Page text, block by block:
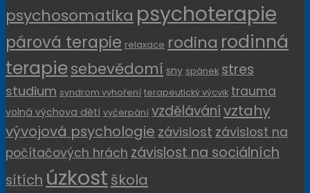
psychosomatika psychoterapie
párová terapie relaxace rodina rodinná
terapiesebevědomí sny spánek stres
studium syndrom vyhoření terapeutický výcvik trauma
volná výchova dětí vyčerpání vzdělávánívztahy
vývojová psychologie závislost závislost na
počítačových hrách závislost na sociálních
sítích úzkost škola